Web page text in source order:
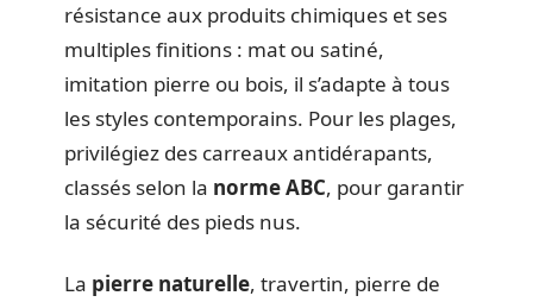
résistance aux produits chimiques et ses
multiples finitions : mat ou satiné,
imitation pierre ou bois, il s’adapte à tous
les styles contemporains. Pour les plages,
privilégiez des carreaux antidérapants,
classés selon la norme ABC, pour garantir
la sécurité des pieds nus.
La pierre naturelle, travertin, pierre de